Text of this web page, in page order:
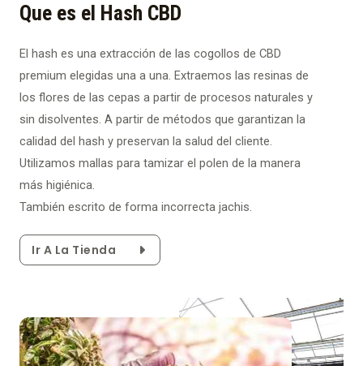
Que es el Hash CBD
El hash es una extracción de las cogollos de CBD
premium elegidas una a una. Extraemos las resinas de
los flores de las cepas a partir de procesos naturales y
sin disolventes. A partir de métodos que garantizan la
calidad del hash y preservan la salud del cliente.
Utilizamos mallas para tamizar el polen de la manera
más higiénica.
También escrito de forma incorrecta jachis.
Ir A La Tienda